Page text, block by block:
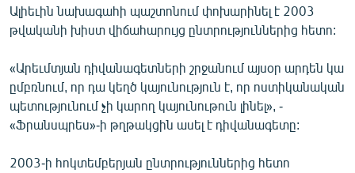
ՄԵԿՆԱԲԱՆՈՒԹՅՈՒՆ
ԿՈՐՈՆԱՎԻՐՈՒՍ
ԱՐԽԻՎ
ՏԵՍԱՆՅՈՒԹԵՐ
ԲԱՆԱՎԵՃ
Ալիեւին նախագահի պաշտոնում փոխարինել է 2003
թվականի խիստ վիճահարույց ընտրություններից հետո:
«Արեւմտյան դիվանագետների շրջանում այսօր արդեն կա
ըմբռնում, որ դա կեղծ կայունություն է, որ ոստիկանական
պետությունում չի կարող կայունութուն լինել», -
«Ֆրանսպրես»-ի թղթակցին ասել է դիվանագետը:
2003-ի հոկտեմբերյան ընտրություններից հետո